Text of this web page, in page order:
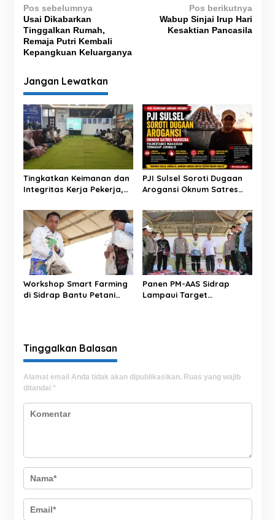
N
a
v
i
g
a
s
i
p
o
s
Pos sebelumnya
Usai Dikabarkan
Tinggalkan Rumah,
Remaja Putri Kembali
Kepangkuan Keluarganya
Pos berikutnya
Wabup Sinjai Irup Hari
Kesaktian Pancasila
Jangan Lewatkan
Tingkatkan Keimanan dan
Integritas Kerja Pekerja,
Pengajian Rutin
PJI Sulsel Soroti Dugaan
Arogansi Oknum Satres
Makassar terhadap
Jurnalis Saat Peliputan
Workshop Smart Farming
di Sidrap Bantu Petani
Panen PM-AAS Sidrap
Lampaui Target
Tinggalkan Balasan
Alamat email Anda tidak akan dipublikasikan. Ruas yang wajib
ditandai *